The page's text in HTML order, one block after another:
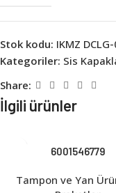
Stok kodu: IKMZ
Kategoriler: Sis
Share:
İlgili ürünler
6001546779
Tampon ve Yan